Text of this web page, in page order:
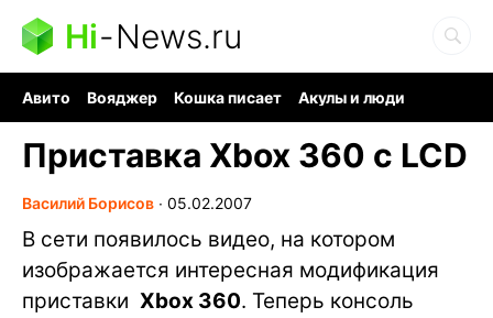
Hi-News.ru
Авито Вояджер Кошка писает
Акулы и люди
Приставка Xbox 360 с LCD
Василий Борисов ∙ 05.02.2007
В сети появилось видео, на котором
изображается интересная модификация
приставки Xbox 360. Теперь консоль